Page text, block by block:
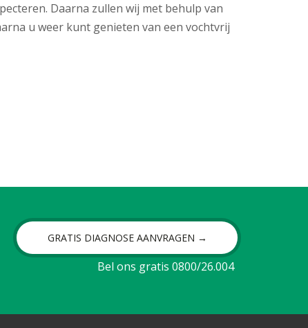
Daarna zullen wij met behulp van
u weer kunt genieten van een vochtvrij
GRATIS DIAGNOSE AANVRAGEN →
Bel ons gratis 0800/26.004